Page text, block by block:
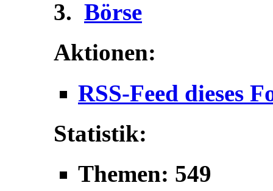
Börse
Aktionen:
RSS-Feed dieses
Statistik:
Themen: 549